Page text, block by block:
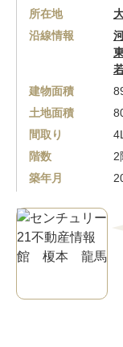
所在地
沿線情報
建物面積
土地面積
間取り
階数
2
築年月